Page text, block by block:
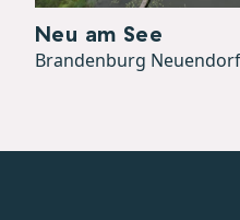
Neu am See
Brandenburg